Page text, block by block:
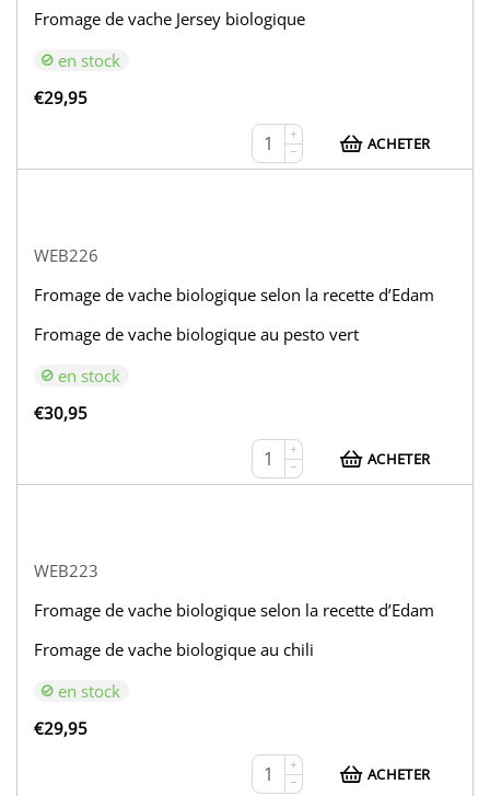
Fromage de vache Jersey biologique
en stock
€29,95
+
−
ACHETER
WEB226
Fromage de vache biologique selon la recette d’Edam
Fromage de vache biologique au pesto vert
en stock
€30,95
+
−
ACHETER
WEB223
Fromage de vache biologique selon la recette d’Edam
Fromage de vache biologique au chili
en stock
€29,95
+
−
ACHETER